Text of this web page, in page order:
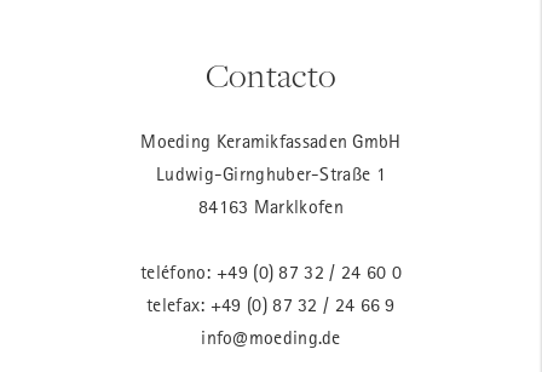
Contacto
Moeding Keramikfassaden GmbH
Ludwig-Girnghuber-Straße 1
84163 Marklkofen
teléfono: +49 (0) 87 32 / 24 60 0
telefax: +49 (0) 87 32 / 24 66 9
info@moeding.de